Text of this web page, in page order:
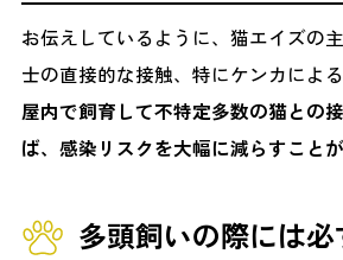
お伝えしているように、猫エイズの
士の直接的な接触、特にケンカによる
屋内で飼育して不特定多数の猫との
ば、感染リスクを大幅に減らすこと
多頭飼いの際には